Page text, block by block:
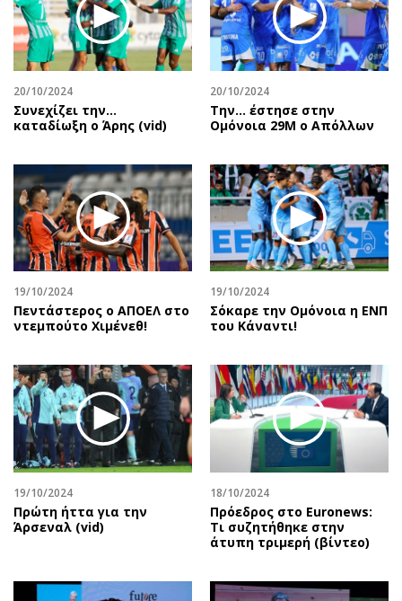
Εικαστικά
Βιβλίο
Χειρόγραφα
Προσφορές
Προσωπικότητες στην ''Κ''
Επιστολές
20/10/2024
Συνεχίζει την…
καταδίωξη ο Άρης (vid)
20/10/2024
Την… έστησε στην
Ομόνοια 29Μ ο Απόλλων
19/10/2024
Πεντάστερος ο ΑΠΟΕΛ στο
ντεμπούτο Χιμένεθ!
19/10/2024
Σόκαρε την Ομόνοια η ΕΝΠ
του Κάναντι!
19/10/2024
Πρώτη ήττα για την
Άρσεναλ (vid)
18/10/2024
Πρόεδρος στο Euronews:
Τι συζητήθηκε στην
άτυπη τριμερή (βίντεο)